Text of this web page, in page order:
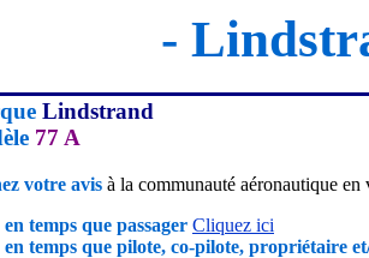
-
Lindstrand
77 A
votre avis à la communauté aéronautique en
en temps que passager Cliquez ici
en temps que pilote, co-pilote, propriétaire